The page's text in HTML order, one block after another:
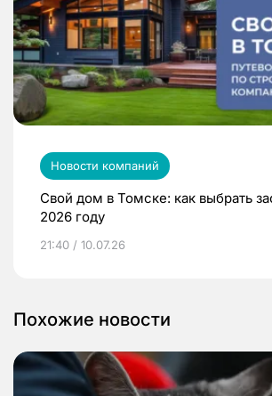
Новости компаний
Свой дом в Томске: как выбрать
2026 году
21:40 / 10.07.26
Похожие новости